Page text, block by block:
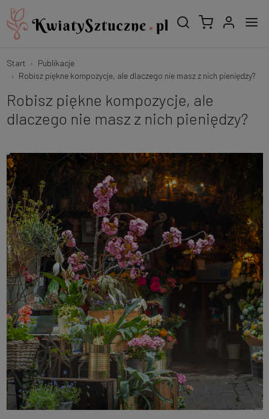
Start
Publikacje
Robisz piękne kompozycje, ale dlaczego nie masz z nich pieniędzy?
Robisz piękne kompozycje, ale
dlaczego nie masz z nich pieniędzy?